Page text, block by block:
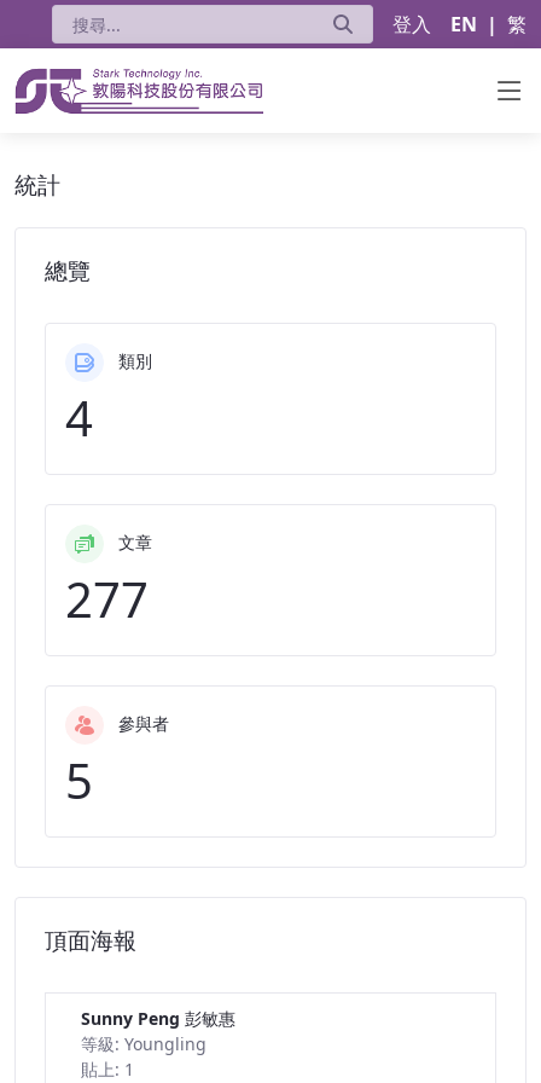
登入 EN | 繁
統計
總覽
類別
4
文章
277
參與者
5
頂面海報
Sunny Peng 彭敏惠
等級: Youngling
貼上: 1